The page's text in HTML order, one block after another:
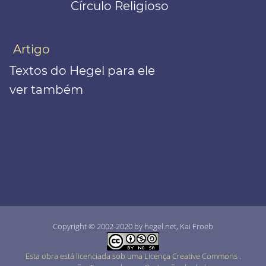
Círculo Religioso
Artigo
Textos do Hegel para ele
ver também
Copyright © 2002-2020 by hegel.net, Kai Froeb
Esta obra está licenciada sob uma Licença Creative Commons .